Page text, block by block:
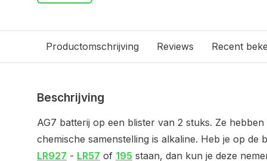
Productomschrijving Reviews Recent
Beschrijving
AG7 batterij op een blister van 2 stuks. Ze
chemische samenstelling is alkaline. Heb je op de
LR927 - LR57 of 195 staan, dan kun je deze